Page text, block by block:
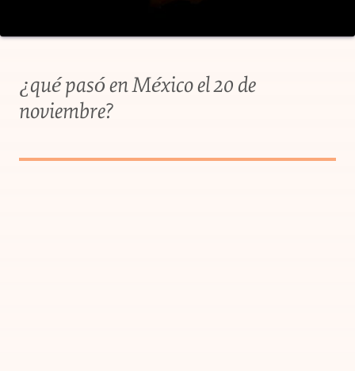
¿qué pasó en México el 20 de
noviembre?